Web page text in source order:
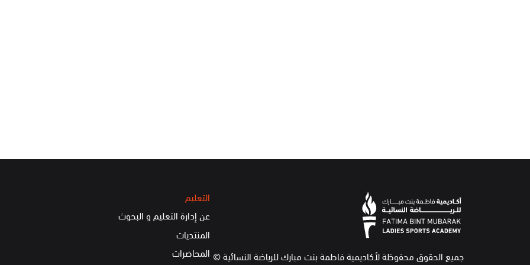
التعليم
عن إدارة التعليم و البحوث
المنتديات
المحاضرات جميع الحقوق محفوظة لأكاديمية فاطمة بنت مبارك للرياضة النسائية ©